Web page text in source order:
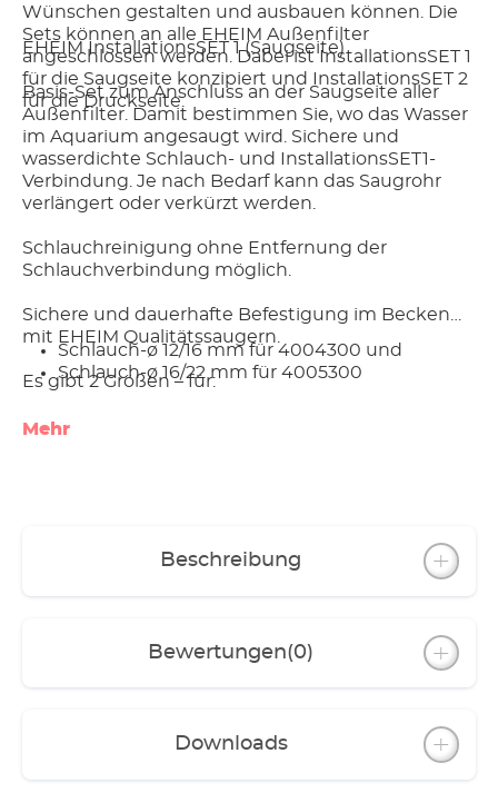
Wünschen gestalten und ausbauen können. Die
Sets können an alle EHEIM Außenfilter
angeschlossen werden. Dabei ist InstallationsSET 1
für die Saugseite konzipiert und InstallationsSET 2
für die Druckseite.
EHEIM InstallationsSET 1 (Saugseite)
Basis-Set zum Anschluss an der Saugseite aller
Außenfilter. Damit bestimmen Sie, wo das Wasser
im Aquarium angesaugt wird. Sichere und
wasserdichte Schlauch- und InstallationsSET1-
Verbindung. Je nach Bedarf kann das Saugrohr
verlängert oder verkürzt werden.
Schlauchreinigung ohne Entfernung der
Schlauchverbindung möglich.
Sichere und dauerhafte Befestigung im Becken
mit EHEIM Qualitätssaugern.
Es gibt 2 Größen – für:
Schlauch-ø 12/16 mm für 4004300 und
Schlauch-ø 16/22 mm für 4005300
Mehr
Beschreibung
Bewertungen(0)
Downloads